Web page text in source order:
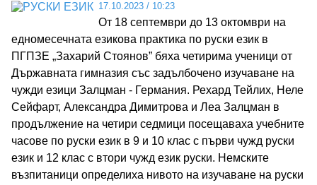
НЕМСКИ ЕЗИК – АНГЛИЙСКИ ЕЗИК
През учебната 2026/2027 година ПГПЗЕ „Захарий
Стоянов“ ще приеме ученици в следните
паралелки с профил „Чужди езици“::
17.10.2023/ 10:23
От 18 септември до 13 октомври на
едномесечната езикова практика по руски език в
ПГПЗЕ „Захарий Стоянов” бяха четирима ученици от
Държавната гимназия със задълбочено изучаване на
чужди езици Залцман - Германия. Рехард Тейлих, Неле
Сейфарт, Александра Димитрова и Леа Залцман в
продължение на четири седмици посещаваха учебните
часове по руски език в 9 и 10 клас с първи чужд руски
език и 12 клас с втори чужд език руски. Немските
възпитаници определиха нивото на изучаване на руски